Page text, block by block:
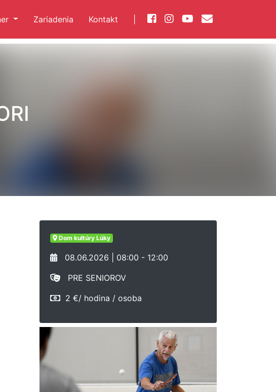
Zariadenia Kontakt
Dom kultúry Lúky
08.06.2026 | 08:00 - 12:00
PRE SENIOROV
2 €/ hodina / osoba